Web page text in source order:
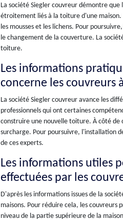
La société Siegler couvreur démontre
étroitement liés à la toiture d'une
les mousses et les lichens. Pour
le changement de la couverture. La
toiture.
Les informations
concerne les couvreurs
La société Siegler couvreur avance les
professionnels qui ont certaines
construire une nouvelle toiture. À côté de
surcharge. Pour poursuivre, l'installation
de ces experts.
Les informations utiles
effectuées par les
D'après les informations issues de la
maisons. Pour réduire cela, les couvreurs
niveau de la partie supérieure de la